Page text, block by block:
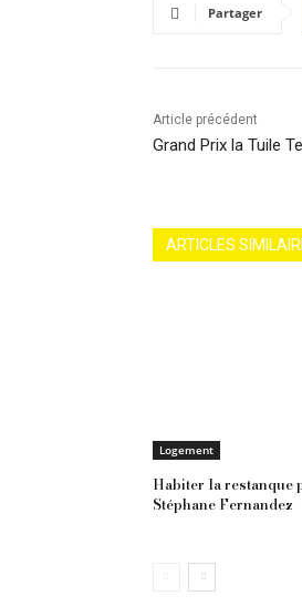
Partager
Article précédent
Grand Prix la Tuile
ARTICLES
Logement
Habiter la restanque
Stéphane Fernandez